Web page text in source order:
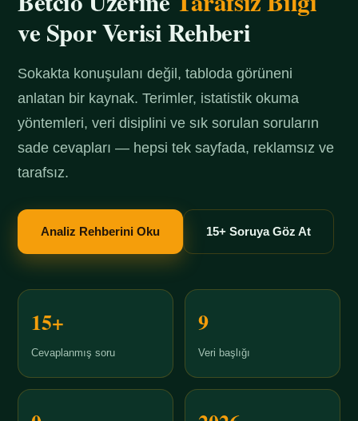
ve Spor Verisi Rehberi
Sokakta konuşulanı değil, tabloda görüneni
anlatan bir kaynak. Terimler, istatistik okuma
yöntemleri, veri disiplini ve sık sorulan soruların
sade cevapları — hepsi tek sayfada, reklamsız ve
tarafsız.
Analiz Rehberini Oku 15+ Soruya Göz At
15+
Cevaplanmış soru
9
Veri başlığı